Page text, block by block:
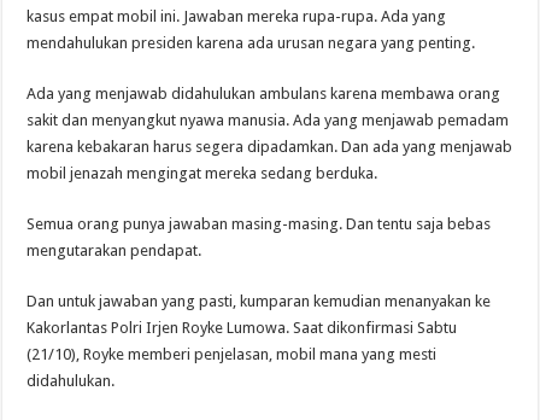
kasus empat mobil ini. Jawaban mereka rupa-rupa. Ada yang
mendahulukan presiden karena ada urusan negara yang penting.
Ada yang menjawab didahulukan ambulans karena membawa orang
sakit dan menyangkut nyawa manusia. Ada yang menjawab pemadam
karena kebakaran harus segera dipadamkan. Dan ada yang menjawab
mobil jenazah mengingat mereka sedang berduka.
Semua orang punya jawaban masing-masing. Dan tentu saja bebas
mengutarakan pendapat.
Dan untuk jawaban yang pasti, kumparan kemudian menanyakan ke
Kakorlantas Polri Irjen Royke Lumowa. Saat dikonfirmasi Sabtu
(21/10), Royke memberi penjelasan, mobil mana yang mesti
didahulukan.